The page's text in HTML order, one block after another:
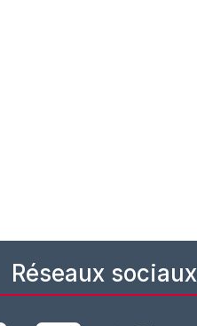
Réseaux sociaux